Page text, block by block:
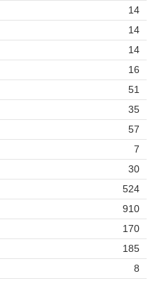
14
14
14
16
51
35
57
7
30
524
910
170
185
8